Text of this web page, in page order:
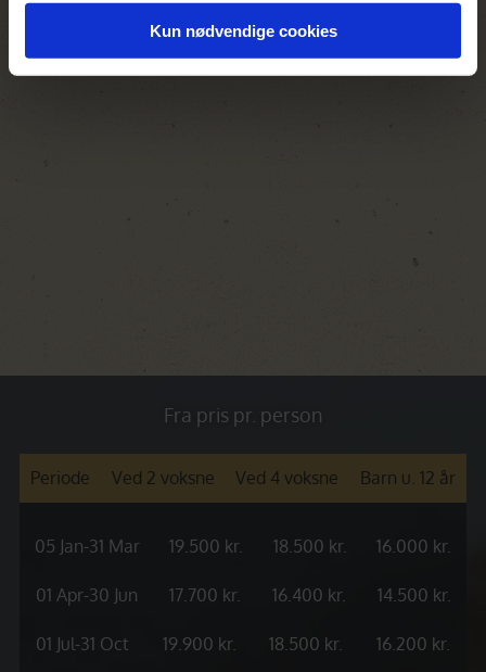
Kun nødvendige cookies
Fra pris pr. person
Periode Ved 2 voksne Ved 4 voksne Barn u. 12 år
05 Jan-31 Mar 19.500 kr. 18.500 kr. 16.000 kr.
01 Apr-30 Jun 17.700 kr. 16.400 kr. 14.500 kr.
01 Jul-31 Oct 19.900 kr. 18.500 kr. 16.200 kr.